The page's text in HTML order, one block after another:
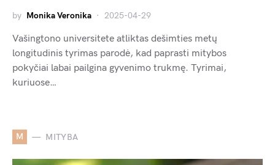
by Monika Veronika 2025-04-29
Vašingtono universitete atliktas dešimties metų
longitudinis tyrimas parodė, kad paprasti mitybos
pokyčiai labai pailgina gyvenimo trukmę. Tyrimai,
kuriuose…
M MITYBA